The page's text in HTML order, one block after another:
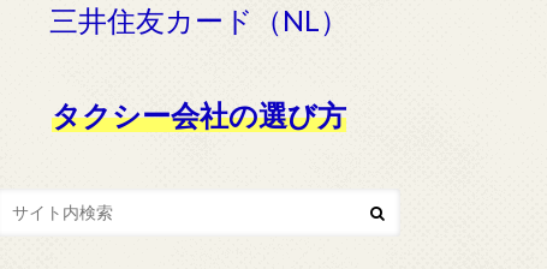
三井住友カード（NL）
タクシー会社の選び方